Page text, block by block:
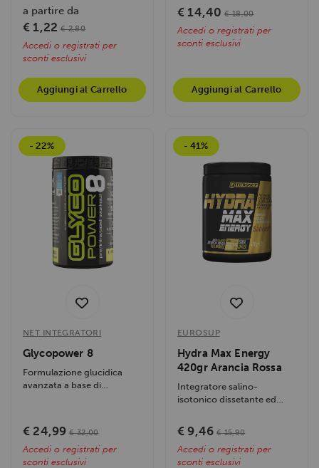
a partire da
€ 1,22 € 2,80
Accedi o registrati per
sconti esclusivi
Aggiungi al Carrello
per un...
€ 14,40 € 18,00
Accedi o registrati per
sconti esclusivi
Aggiungi al Carrello
- 22%
NET INTEGRATORI
Glycopower 8
Formulazione glucidica
avanzata a base di
€ 24,99 € 32,00
Accedi o registrati per
sconti esclusivi
- 41%
EUROSUP
Hydra Max Energy
420gr Arancia Rossa
Integratore salino-
isotonico dissetante ed
senza zuccheri...
€ 9,46 € 15,90
Accedi o registrati per
sconti esclusivi